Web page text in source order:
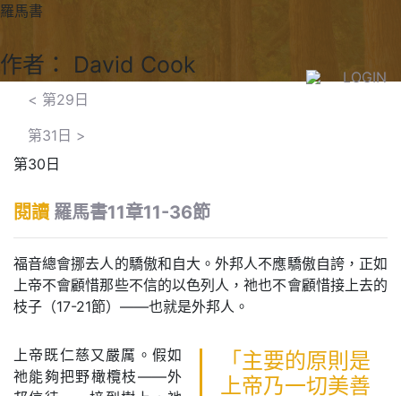
LOGIN
羅馬書
作者： David Cook
< 第29日
第31日 >
第30日
閱讀 羅馬書11章11-36節
福音總會挪去人的驕傲和自大。外邦人不應驕傲自誇，正如
上帝不會顧惜那些不信的以色列人，祂也不會顧惜接上去的
枝子（17-21節）——也就是外邦人。
「主要的原則是
上帝乃一切美善
上帝既仁慈又嚴厲。假如
祂能夠把野橄欖枝——外